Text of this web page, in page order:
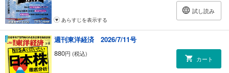
試し読み
あらすじを表示する
週刊東洋経済 2026/7/11号
880円 (税込)
カート